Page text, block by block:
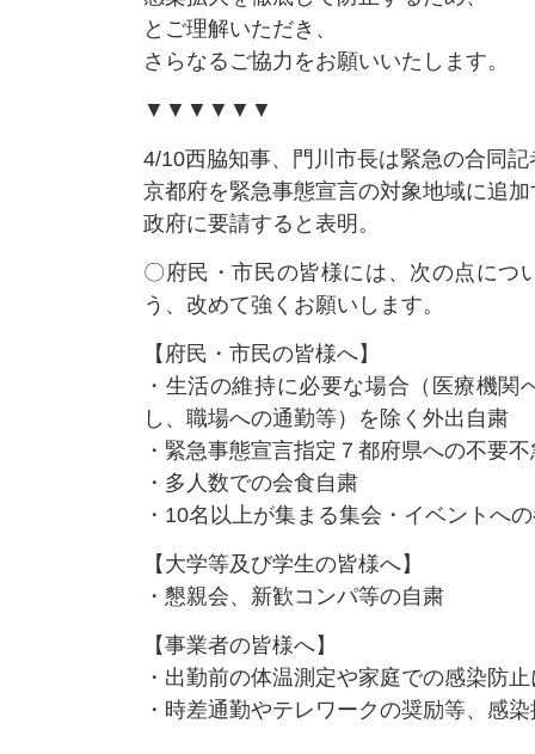
とご理解いただき、
さらなるご協力をお願いいたします。
▼▼▼▼▼▼
4/10西脇知事、門川市長は緊急の合同
京都府を緊急事態宣言の対象地域に追
政府に要請すると表明。
〇府民・市民の皆様には、次の点につ
う、改めて強くお願いします。
【府民・市民の皆様へ】
・生活の維持に必要な場合（医療機関
し、職場への通勤等）を除く外出自粛
・緊急事態宣言指定７都府県への不要
・多人数での会食自粛
・10名以上が集まる集会・イベントへ
【大学等及び学生の皆様へ】
・懇親会、新歓コンパ等の自粛
【事業者の皆様へ】
・出勤前の体温測定や家庭での感染防
・時差通勤やテレワークの奨励等、感